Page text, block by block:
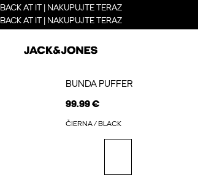
BACK AT IT | NAKUPUJTE TERAZ
BACK AT IT | NAKUPUJTE TERAZ
BUNDA PUFFER
99.99 €
ČIERNA / BLACK